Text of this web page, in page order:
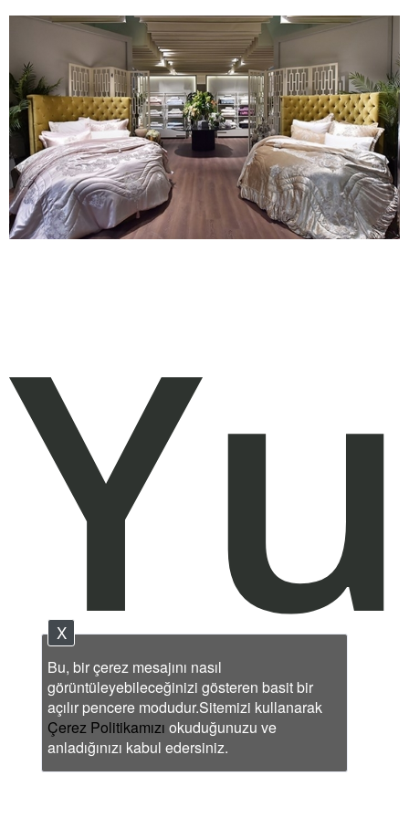
Bu, bir çerez mesajını nasıl
görüntüleyebileceğinizi gösteren basit bir
açılır pencere modudur.Sitemizi kullanarak
Çerez Politikamızı okuduğunuzu ve
anladığınızı kabul edersiniz.
X